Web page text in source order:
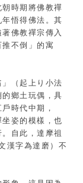
時期將佛教禪
悟得佛法。其
佛教禪宗傳入
不倒」的寓
（起上り小法
鄉土玩偶，具
時代中期，
坐姿的模樣，也
自此，達摩祖
漢字為達磨）不